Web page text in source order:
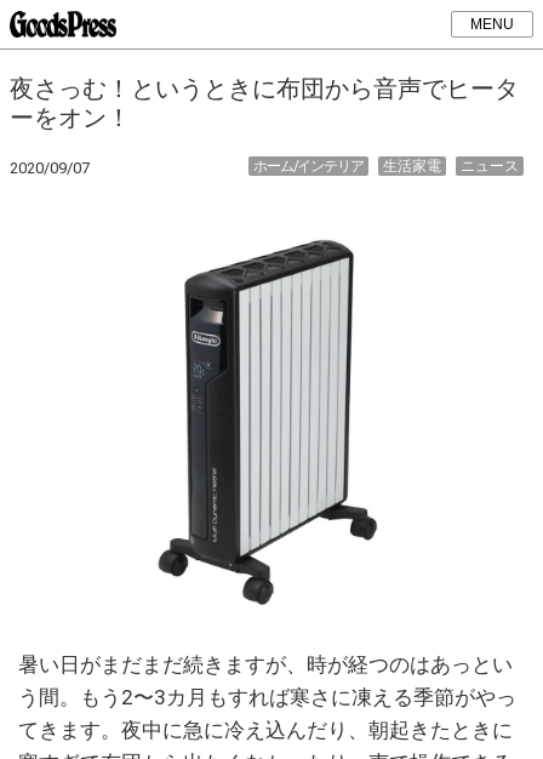
MENU
夜さっむ！というときに布団から音声でヒータ
ーをオン！
2020/09/07 ニュース
生活家電
ホーム/インテリア
暑い日がまだまだ続きますが、時が経つのはあっとい
う間。もう2〜3カ月もすれば寒さに凍える季節がやっ
てきます。夜中に急に冷え込んだり、朝起きたときに